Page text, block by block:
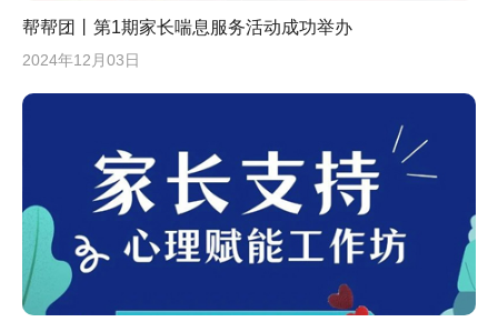
帮帮团丨第1期家长喘息服务活动成功举办
2024年12月03日